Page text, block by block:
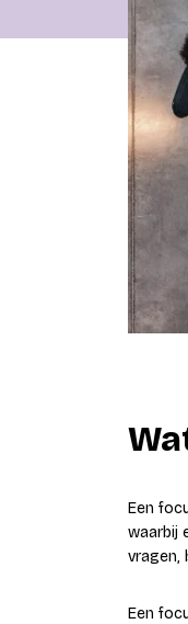
Een
waarbij
vragen,
Een